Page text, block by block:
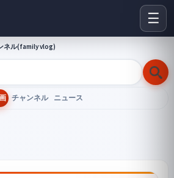
☰
ネル(family vlog)
チャンネル ニュース